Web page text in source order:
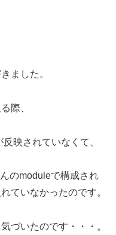
ました。
際、
映されていなくて、
のmoduleで構成され
ていなかったのです。
づいたのです・・・。